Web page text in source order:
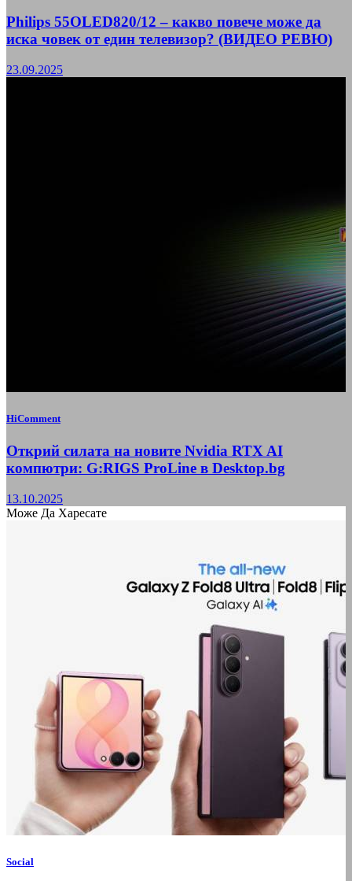
Philips 55OLED820/12 – какво повече може да
иска човек от един телевизор? (ВИДЕО РЕВЮ)
23.09.2025
HiComment
Открий силата на новите Nvidia RTX AI
компютри: G:RIGS ProLine в Desktop.bg
13.10.2025
Може Да Харесате
Social